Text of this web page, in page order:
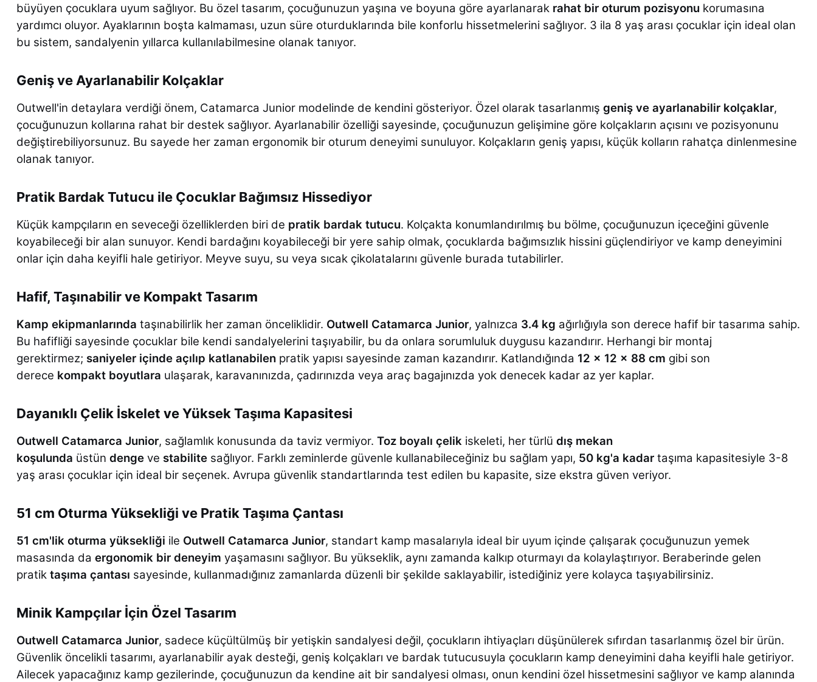
büyüyen çocuklara uyum sağlıyor. Bu özel tasarım, çocuğunuzun yaşına ve boyuna göre ayarlanarak rahat bir oturum pozisyonu korumasına
yardımcı oluyor. Ayaklarının boşta kalmaması, uzun süre oturduklarında bile konforlu hissetmelerini sağlıyor. 3 ila 8 yaş arası çocuklar için ideal olan
bu sistem, sandalyenin yıllarca kullanılabilmesine olanak tanıyor.
Geniş ve Ayarlanabilir Kolçaklar
Outwell'in detaylara verdiği önem, Catamarca Junior modelinde de kendini gösteriyor. Özel olarak tasarlanmış geniş ve ayarlanabilir kolçaklar,
çocuğunuzun kollarına rahat bir destek sağlıyor. Ayarlanabilir özelliği sayesinde, çocuğunuzun gelişimine göre kolçakların açısını ve pozisyonunu
değiştirebiliyorsunuz. Bu sayede her zaman ergonomik bir oturum deneyimi sunuluyor. Kolçakların geniş yapısı, küçük kolların rahatça dinlenmesine
olanak tanıyor.
Pratik Bardak Tutucu ile Çocuklar Bağımsız Hissediyor
Küçük kampçıların en seveceği özelliklerden biri de pratik bardak tutucu. Kolçakta konumlandırılmış bu bölme, çocuğunuzun içeceğini güvenle
koyabileceği bir alan sunuyor. Kendi bardağını koyabileceği bir yere sahip olmak, çocuklarda bağımsızlık hissini güçlendiriyor ve kamp deneyimini
onlar için daha keyifli hale getiriyor. Meyve suyu, su veya sıcak çikolatalarını güvenle burada tutabilirler.
Hafif, Taşınabilir ve Kompakt Tasarım
Kamp ekipmanlarında taşınabilirlik her zaman önceliklidir. Outwell Catamarca Junior, yalnızca 3.4 kg ağırlığıyla son derece hafif bir tasarıma sahip.
Bu hafifliği sayesinde çocuklar bile kendi sandalyelerini taşıyabilir, bu da onlara sorumluluk duygusu kazandırır. Herhangi bir montaj
gerektirmez; saniyeler içinde açılıp katlanabilen pratik yapısı sayesinde zaman kazandırır. Katlandığında 12 x 12 x 88 cm gibi son
derece kompakt boyutlara ulaşarak, karavanınızda, çadırınızda veya araç bagajınızda yok denecek kadar az yer kaplar.
Dayanıklı Çelik İskelet ve Yüksek Taşıma Kapasitesi
Outwell Catamarca Junior, sağlamlık konusunda da taviz vermiyor. Toz boyalı çelik iskeleti, her türlü dış mekan
koşulunda üstün denge ve stabilite sağlıyor. Farklı zeminlerde güvenle kullanabileceğiniz bu sağlam yapı, 50 kg'a kadar taşıma kapasitesiyle 3-8
yaş arası çocuklar için ideal bir seçenek. Avrupa güvenlik standartlarında test edilen bu kapasite, size ekstra güven veriyor.
51 cm Oturma Yüksekliği ve Pratik Taşıma Çantası
51 cm'lik oturma yüksekliği ile Outwell Catamarca Junior, standart kamp masalarıyla ideal bir uyum içinde çalışarak çocuğunuzun yemek
masasında da ergonomik bir deneyim yaşamasını sağlıyor. Bu yükseklik, aynı zamanda kalkıp oturmayı da kolaylaştırıyor. Beraberinde gelen
pratik taşıma çantası sayesinde, kullanmadığınız zamanlarda düzenli bir şekilde saklayabilir, istediğiniz yere kolayca taşıyabilirsiniz.
Minik Kampçılar İçin Özel Tasarım
Outwell Catamarca Junior, sadece küçültülmüş bir yetişkin sandalyesi değil, çocukların ihtiyaçları düşünülerek sıfırdan tasarlanmış özel bir ürün.
Güvenlik öncelikli tasarımı, ayarlanabilir ayak desteği, geniş kolçakları ve bardak tutucusuyla çocukların kamp deneyimini daha keyifli hale getiriyor.
Ailecek yapacağınız kamp gezilerinde, çocuğunuzun da kendine ait bir sandalyesi olması, onun kendini özel hissetmesini sağlıyor ve kamp alanında